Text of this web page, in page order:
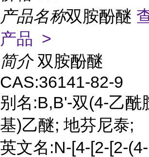
产品名称双胺酚醚
产品 >
简介 双胺酚醚
CAS:36141-82-9
别名:Β,Β'-双(4-乙酰
基)乙醚; 地芬尼泰;
英文名:N-[4-[2-[2-(4-